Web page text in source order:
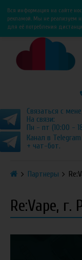
Вся информация на сайте
рекламой. Мы не реализуем
для её потребления
Связаться с
На связи:
Пн - пт (10:00 -
Канал в Telegram
+ чат-бот.
Партнеры
Re:Vape, г.